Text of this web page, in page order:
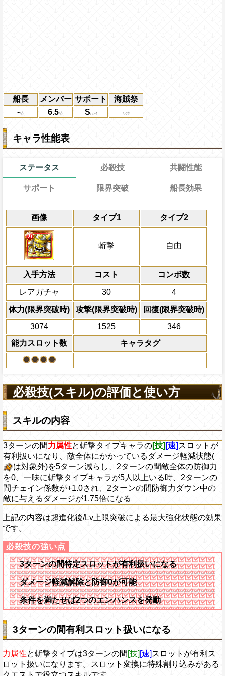
船長 メンバー サポート
海賊祭
-
6.5 S
キャラ性能表
ステータス
画像 タイプ1 タイプ2
斬撃 自由
入手方法 コスト コンボ数
レアガチャ 30 4
体力(限界突破時) 攻撃(限界突破時)
回復(限界突破時)
3074
1525
346
能力スロット数
キャラタグ
必殺技
通常 19→13ターン
限界突破
通常時
3ターンの間
と斬撃タイプキャラの
態(
は対象外)を5ターン減らし、2ター
御力を0、一味に斬撃タイプキャラが5人
ーンの間チェイン係数が+1.0され、2ター
ウン中の敵に与えるダメージが1.75倍に
上限突破
共闘性能
共闘性能
船長効果
冒険開始時の必殺タ
キャラの攻撃を
にし、他の属性キャ
必殺技
ターン数：8
敵1体のHPを25%減
体力の上限を無視し
×30倍の全プレイヤー
(最大体力の2倍上限
えている時、体力満
になる)、全プレイヤ
果無効を2ターン回復
げる
サポート
効果
冒険中1回限り、サポート対象キャラが
ンの間敵全体の防御力を80%減らす
おでん 日和 モモの助 錦えもんアシュラ
アラシ ネコマムシ 河松 雷ぞう イゾウ
限界突破
力
習得する効果
斬撃タイプキャラの基礎体力が+70さ
ダメージを受けた次のターン、自分
+150される/被ダメージ量上昇状態を
残り体力が50%以下の時、自分の攻
らば、キャラの回復×1.5倍の体力を
船長効果
通常時
力属性・斬撃・自由タイプキャラの攻撃
倍にする
必殺技(スキル)の評価と使い方
スキルの内容
3ターンの間力属性と斬撃タイプキャラの[技] [速] スロットが
有利扱いになり、敵全体にかかっているダメージ軽減状態(
は対象外)を5ターン減らし、2ターンの間敵全体の防御力
を0、一味に斬撃タイプキャラが5人以上いる時、2ターンの
間チェイン係数が+1.0され、2ターンの間防御力ダウン中の
敵に与えるダメージが1.75倍になる
上記の内容は超進化後/Lv上限突破による最大強化状態の効果
です。
3ターンの間特定スロットが有利扱いになる
ダメージ軽減解除と防御0が可能
条件を満たせば2つのエンハンスを発動
3ターンの間有利スロット扱いになる
力属性と斬撃タイプは3ターンの間 [技] [速] スロットが有利ス
ロット扱いになります。スロット変換に特殊割り込みがある